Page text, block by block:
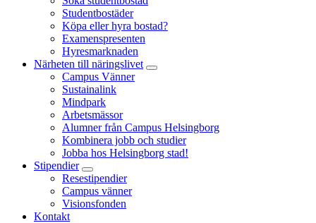
Studentbostäder
Köpa eller hyra bostad?
Examenspresenten
Hyresmarknaden
Närheten till näringslivet
Campus Vänner
Sustainalink
Mindpark
Arbetsmässor
Alumner från Campus Helsingborg
Kombinera jobb och studier
Jobba hos Helsingborg stad!
Stipendier
Resestipendier
Campus vänner
Visionsfonden
Kontakt